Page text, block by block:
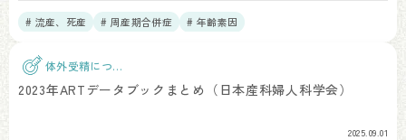
# 流産、死産 # 周産期合併症 # 年齢素因
体外受精につい
て
2023年ARTデータブックまとめ（日本産科婦人科学会）
2025.09.01